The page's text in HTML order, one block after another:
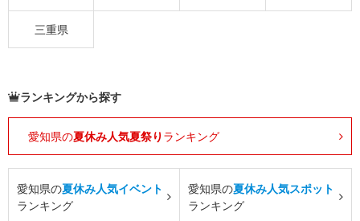
三重県
ランキングから探す
愛知県の夏休み人気夏祭り ランキング
愛知県の夏休み人気イベント
ランキング
愛知県の夏休み人気スポット
ランキング